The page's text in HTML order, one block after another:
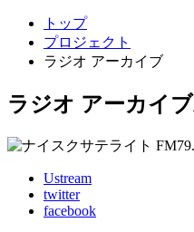
トップ
プロジェクト
ラジオ アーカイブ
ラジオ アーカイブ
Ustream
twitter
facebook